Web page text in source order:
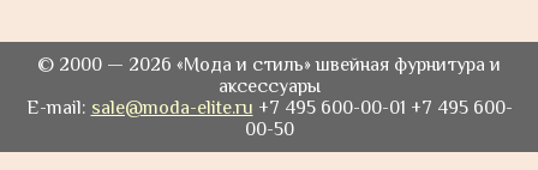
© 2000 — 2026 «Мода и стиль» швейная фурнитура и
аксессуары
E-mail: sale@moda-elite.ru +7 495 600-00-01 +7 495 600-
00-50